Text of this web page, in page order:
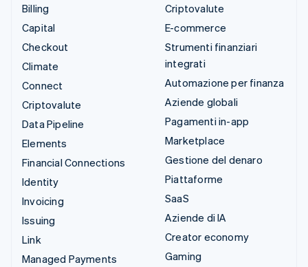
Billing
Capital
Checkout
Climate
Connect
Criptovalute
Data Pipeline
Elements
Financial Connections
Identity
Invoicing
Issuing
Link
Managed Payments
Criptovalute
E-commerce
Strumenti finanziari
integrati
Automazione per finanza
Aziende globali
Pagamenti in-app
Marketplace
Gestione del denaro
Piattaforme
SaaS
Aziende di IA
Creator economy
Gaming